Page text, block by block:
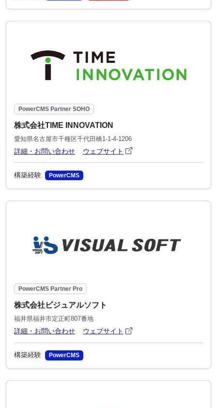
PowerCMS Partner SOHO
株式会社TIME INNOVATION
愛知県名古屋市千種区千代田橋1-1-4-1206
詳細・お問い合わせ ウェブサイト
構築経験 PowerCMS
PowerCMS Partner Pro
株式会社ビジュアルソフト
福井県福井市定正町807番地
詳細・お問い合わせ ウェブサイト
構築経験 PowerCMS